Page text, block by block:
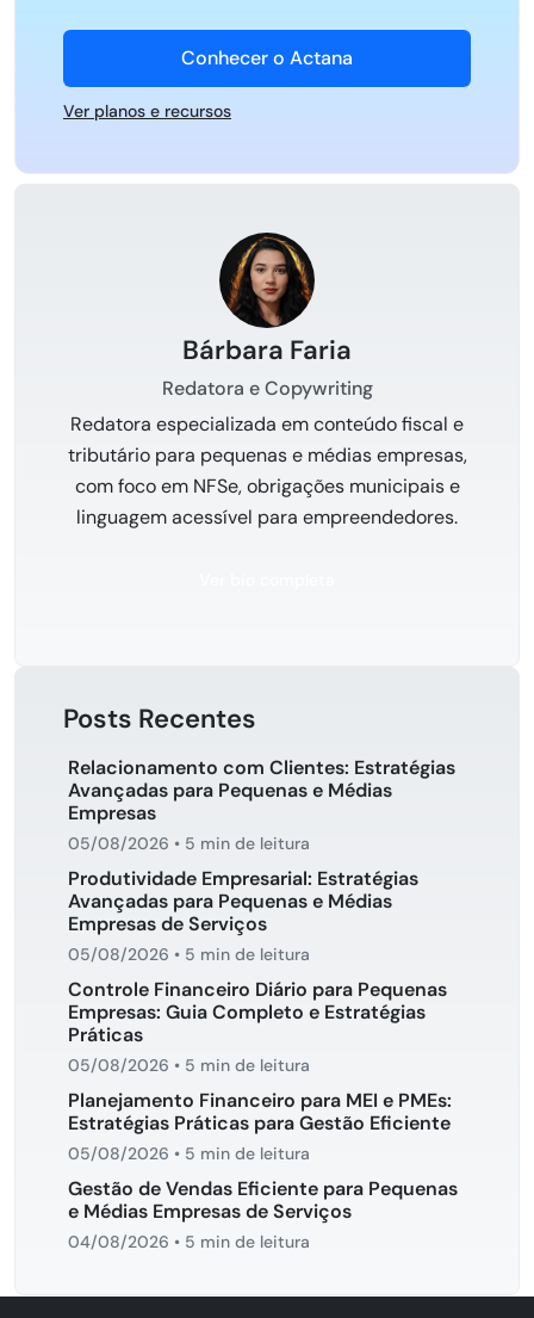
Conhecer o Actana
Ver planos e recursos
Bárbara Faria
Redatora e Copywriting
Redatora especializada em conteúdo fiscal e
tributário para pequenas e médias empresas,
com foco em NFSe, obrigações municipais e
linguagem acessível para empreendedores.
Posts Recentes
Relacionamento com Clientes: Estratégias
Avançadas para Pequenas e Médias
Empresas
05/08/2026 • 5 min de leitura
Produtividade Empresarial: Estratégias
Avançadas para Pequenas e Médias
Empresas de Serviços
05/08/2026 • 5 min de leitura
Controle Financeiro Diário para Pequenas
Empresas: Guia Completo e Estratégias
Práticas
05/08/2026 • 5 min de leitura
Planejamento Financeiro para MEI e PMEs:
Estratégias Práticas para Gestão Eficiente
05/08/2026 • 5 min de leitura
Gestão de Vendas Eficiente para Pequenas
e Médias Empresas de Serviços
04/08/2026 • 5 min de leitura